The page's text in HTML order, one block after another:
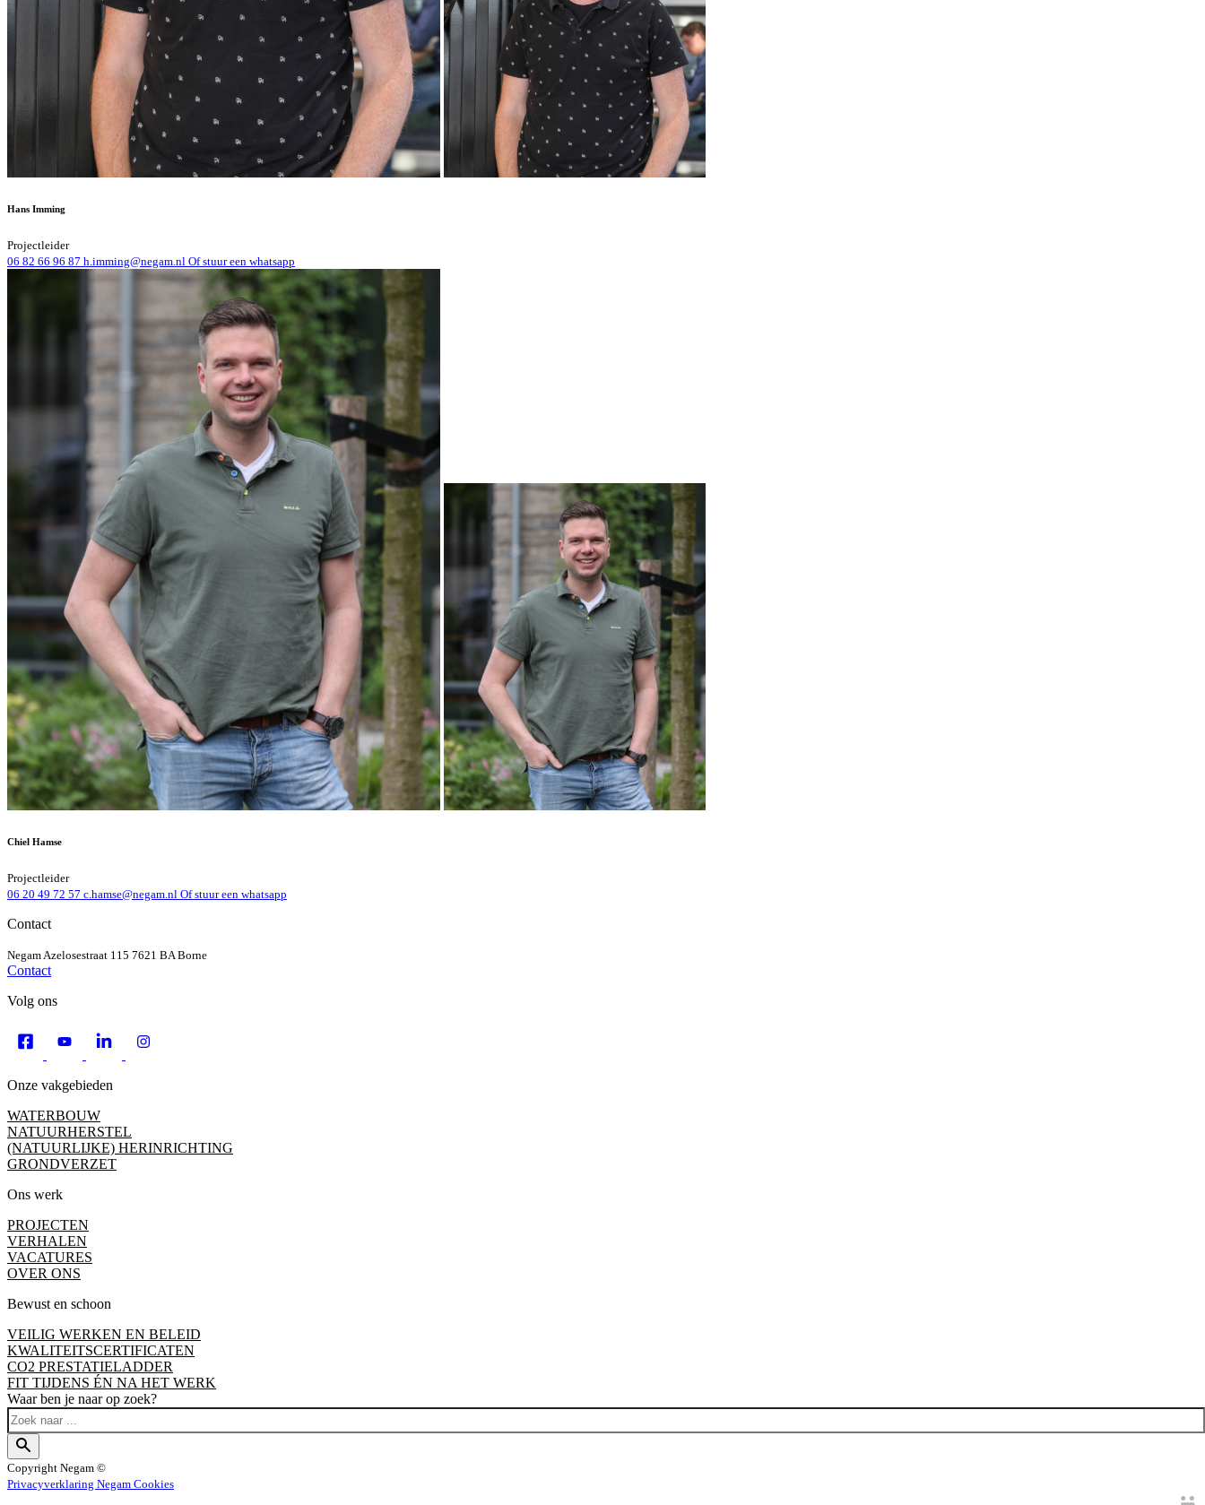
Hans Imming
Projectleider
06 82 66 96 87 h.imming@negam.nl Of stuur een whatsapp
Chiel Hamse
Projectleider
06 20 49 72 57 c.hamse@negam.nl Of stuur een whatsapp
Contact
Negam Azelosestraat 115 7621 BA Borne
Contact
Volg ons
Onze vakgebieden
WATERBOUW
NATUURHERSTEL
(NATUURLIJKE) HERINRICHTING
GRONDVERZET
Ons werk
PROJECTEN
VERHALEN
VACATURES
OVER ONS
Bewust en schoon
VEILIG WERKEN EN BELEID
KWALITEITSCERTIFICATEN
CO2 PRESTATIELADDER
FIT TIJDENS ÉN NA HET WERK
Waar ben je naar op zoek?
Copyright Negam ©
Privacyverklaring Negam Cookies